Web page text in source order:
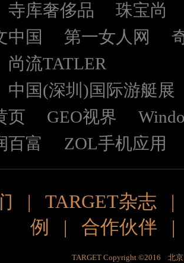
寺库奢侈品
珠宝尚
中国 第一女人网
尚流TATLER
中国(深圳)国际游艇展
页 GEO视界
百富 ZOL手机应用
| TARGET杂志
例
| 合作伙伴
TARGET Copyright ©2016 北